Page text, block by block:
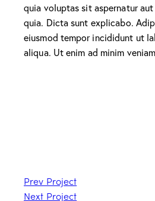
quia voluptas sit aspernatur
quia. Dicta sunt explicabo.
eiusmod tempor incididunt ut
aliqua. Ut enim ad minim
Prev Project
Next Project